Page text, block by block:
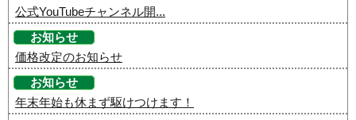
公式YouTubeチャンネル開...
お知らせ
価格改定のお知らせ
お知らせ
年末年始も休まず駆けつけます！